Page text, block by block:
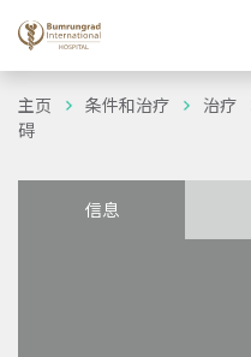
主页 条件和治疗 治疗
碍
信息